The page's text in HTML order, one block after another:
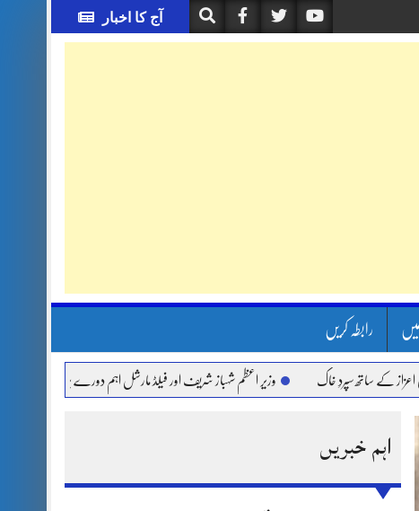
آج کا اخبار
رابطہ کریں
سپردِ خاک وزیر اعظم شہباز شریف اور فیلڈ مارشل اہم دورے پر سعودی عرب روانہ
اہم خبریں